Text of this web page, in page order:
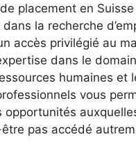
placement en
la recherche
accès privilégié au
dans le
humaines et
vous
opportunités
être pas accédé